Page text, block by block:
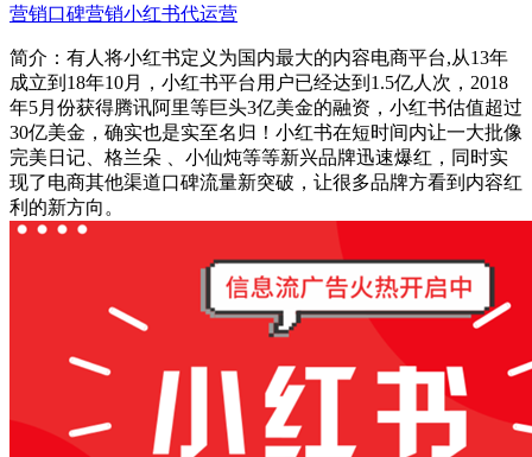
营销口碑营销小红书代运营
简介：有人将小红书定义为国内最大的内容电商平台,从13年
成立到18年10月，小红书平台用户已经达到1.5亿人次，2018
年5月份获得腾讯阿里等巨头3亿美金的融资，小红书估值超过
30亿美金，确实也是实至名归！小红书在短时间内让一大批像
完美日记、格兰朵 、小仙炖等等新兴品牌迅速爆红，同时实
现了电商其他渠道口碑流量新突破，让很多品牌方看到内容红
利的新方向。